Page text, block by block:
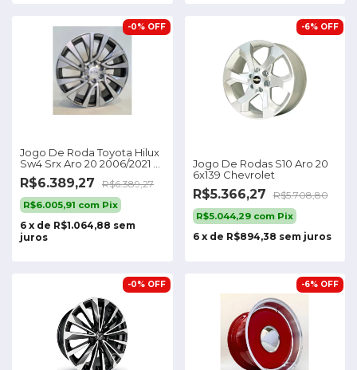
Jogo De Roda Toyota Hilux
Sw4 Srx Aro 20 2006/2021 +
Bicos Cor Grafite Brilhante
Toyota
-0% OFF
R$6.389,27 R$6.389,27
R$6.005,91 com Pix
6 x de R$1.064,88 sem
juros
Jogo De Rodas S10 Aro 20
6x139 Chevrolet
-6% OFF
R$5.366,27 R$5.708,80
R$5.044,29 com Pix
6 x de R$894,38 sem juros
-0% OFF -6% OFF